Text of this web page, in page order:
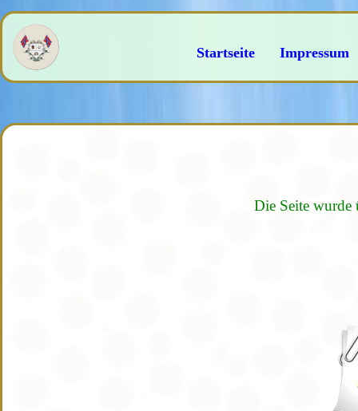
Startseite Impressum
Die Seite wurde